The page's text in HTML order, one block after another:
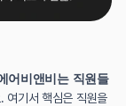
어비앤비는 직원들
여기서 핵심은 직원을